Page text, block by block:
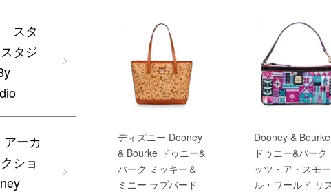
ディズニー Dooney
& Bourke ドゥニー&
バーク ミッキー＆
ミニー ラブバード
Dooney & Bourke
ドゥニー&バーク
ッツ・ア・スモー
ル・ワールド リ
スタ
タジ
ーカ
ショ